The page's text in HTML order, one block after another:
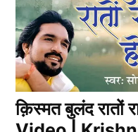
क़िस्मत बुलंद रातों